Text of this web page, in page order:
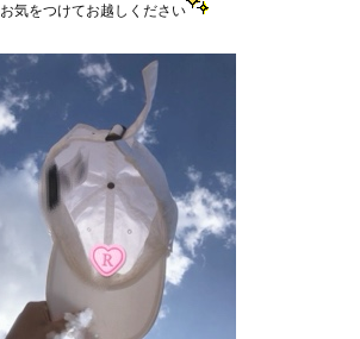
お気をつけてお越しください